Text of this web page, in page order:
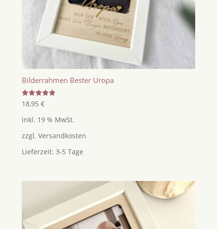
Bilderrahmen Bester Uropa
Bewertet
mit
von 5
18,95 €
inkl. 19 % MwSt.
zzgl. Versandkosten
Lieferzeit: 3-5 Tage